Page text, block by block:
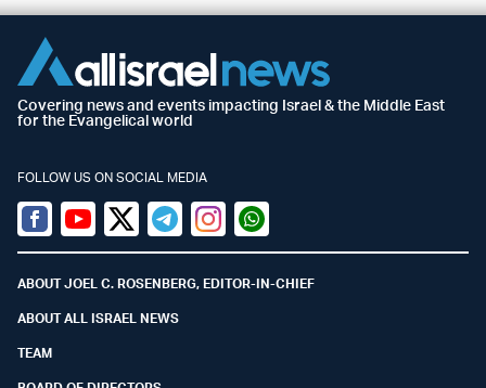
Covering news and events impacting Israel & the Middle East
for the Evangelical world
FOLLOW US ON SOCIAL MEDIA
Facebook
YoutubeTwitter (X)
TelegramInstagramWhatsapp
ABOUT JOEL C. ROSENBERG, EDITOR-IN-CHIEF
ABOUT ALL ISRAEL NEWS
TEAM